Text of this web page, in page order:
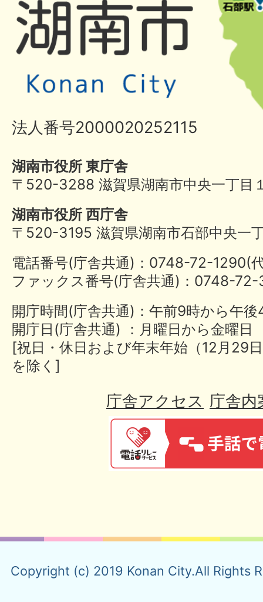
法人番号2000020252115
湖南市役所 東庁舎
〒520-3288 滋賀県湖南市中央一丁目
湖南市役所 西庁舎
〒520-3195 滋賀県湖南市石部中央一
電話番号(庁舎共通)：0748-72-
ファックス番号(庁舎共通)：0748-
開庁時間(庁舎共通)：午前9時から午
開庁日(庁舎共通) ：月曜日から金曜日
[祝日・休日および年末年始（12月29
を除く]
庁舎アクセス 庁舎内
Copyright (c) 2019 Konan City.All Rights